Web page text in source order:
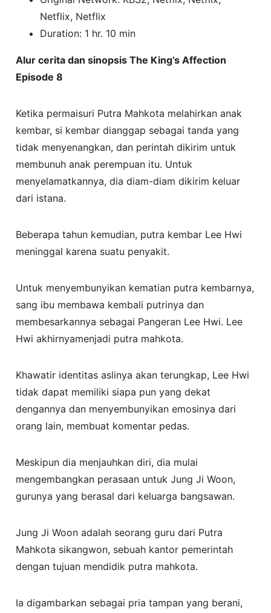
Netflix, Netflix
Duration: 1 hr. 10 min
Alur cerita dan sinopsis The King’s Affection
Episode 8
Ketika permaisuri Putra Mahkota melahirkan anak
kembar, si kembar dianggap sebagai tanda yang
tidak menyenangkan, dan perintah dikirim untuk
membunuh anak perempuan itu. Untuk
menyelamatkannya, dia diam-diam dikirim keluar
dari istana.
Beberapa tahun kemudian, putra kembar Lee Hwi
meninggal karena suatu penyakit.
Untuk menyembunyikan kematian putra kembarnya,
sang ibu membawa kembali putrinya dan
membesarkannya sebagai Pangeran Lee Hwi. Lee
Hwi akhirnyamenjadi putra mahkota.
Khawatir identitas aslinya akan terungkap, Lee Hwi
tidak dapat memiliki siapa pun yang dekat
dengannya dan menyembunyikan emosinya dari
orang lain, membuat komentar pedas.
Meskipun dia menjauhkan diri, dia mulai
mengembangkan perasaan untuk Jung Ji Woon,
gurunya yang berasal dari keluarga bangsawan.
Jung Ji Woon adalah seorang guru dari Putra
Mahkota sikangwon, sebuah kantor pemerintah
dengan tujuan mendidik putra mahkota.
Ia digambarkan sebagai pria tampan yang berani,